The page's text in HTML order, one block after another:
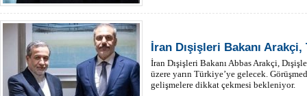
İran Dışişleri Bakanı
İran Dışişleri Bakanı Abbas Arakçi,
üzere yarın Türkiye’ye gelecek.
gelişmelere dikkat çekmesi bekleniyor.